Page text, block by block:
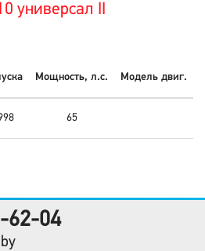
универсал II
Мощность, л.с. Модель двиг.
65
62-04